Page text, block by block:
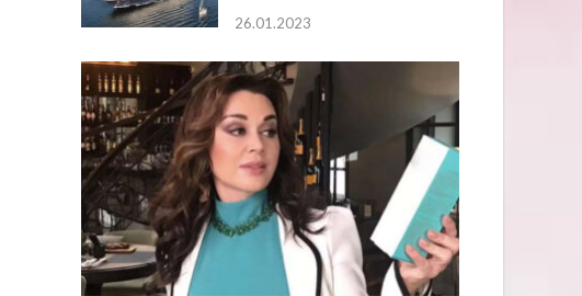
26.01.2023